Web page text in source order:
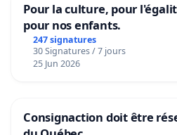
Pour la culture, pour
pour nos enfants.
247 signatures
30 Signatures / 7 jours
25 Jun 2026
Consignaction doit être